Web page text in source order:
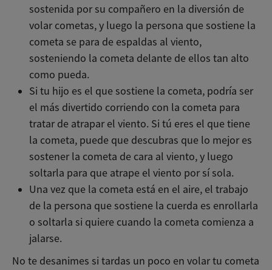
sostenida por su compañero en la diversión de
volar cometas, y luego la persona que sostiene la
cometa se para de espaldas al viento,
sosteniendo la cometa delante de ellos tan alto
como pueda.
Si tu hijo es el que sostiene la cometa, podría ser
el más divertido corriendo con la cometa para
tratar de atrapar el viento. Si tú eres el que tiene
la cometa, puede que descubras que lo mejor es
sostener la cometa de cara al viento, y luego
soltarla para que atrape el viento por sí sola.
Una vez que la cometa está en el aire, el trabajo
de la persona que sostiene la cuerda es enrollarla
o soltarla si quiere cuando la cometa comienza a
jalarse.
No te desanimes si tardas un poco en volar tu cometa